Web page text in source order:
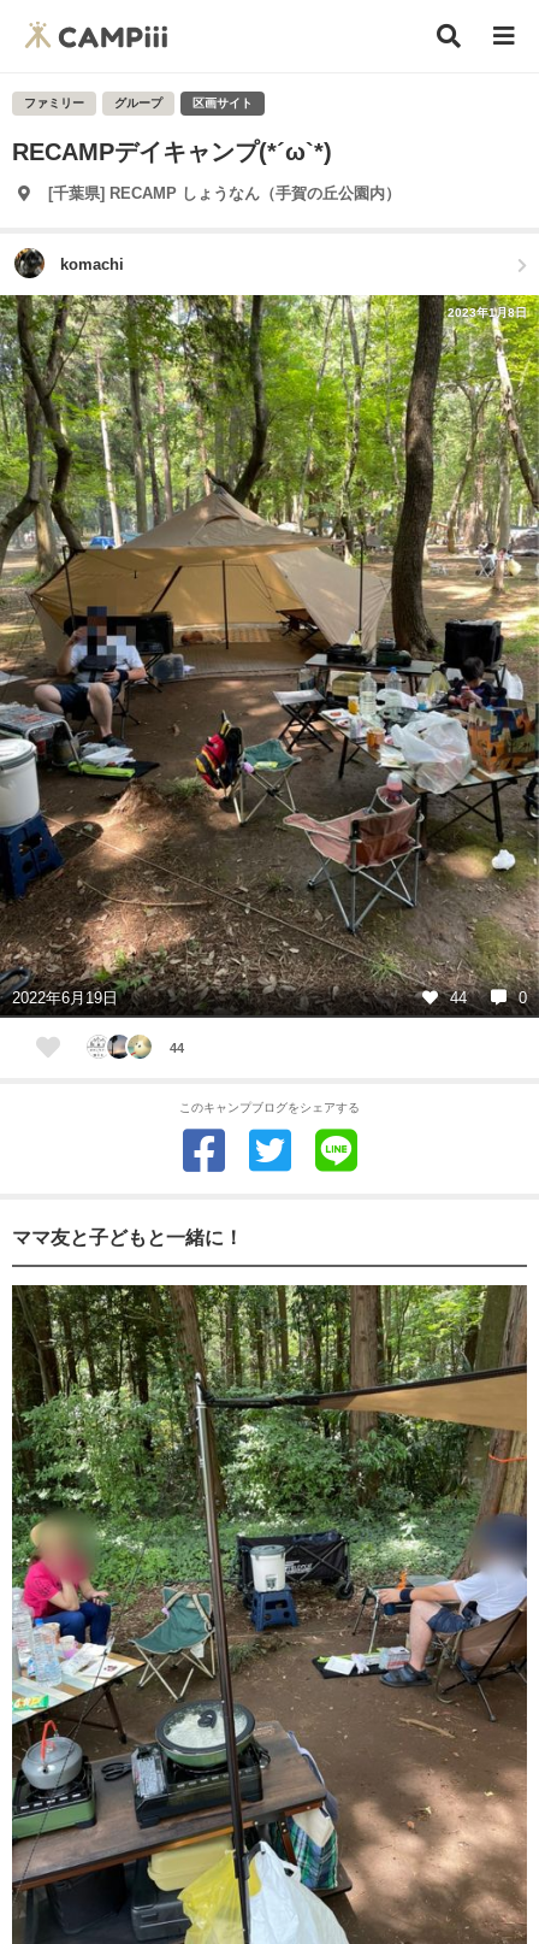
ファミリー グループ 区画サイト
RECAMPデイキャンプ(*´ω`*)
[千葉県] RECAMP しょうなん（手賀の丘公園内）
komachi
2023年1月8日
2022年6月19日 44 0
44
このキャンプブログをシェアする
ママ友と子どもと一緒に！